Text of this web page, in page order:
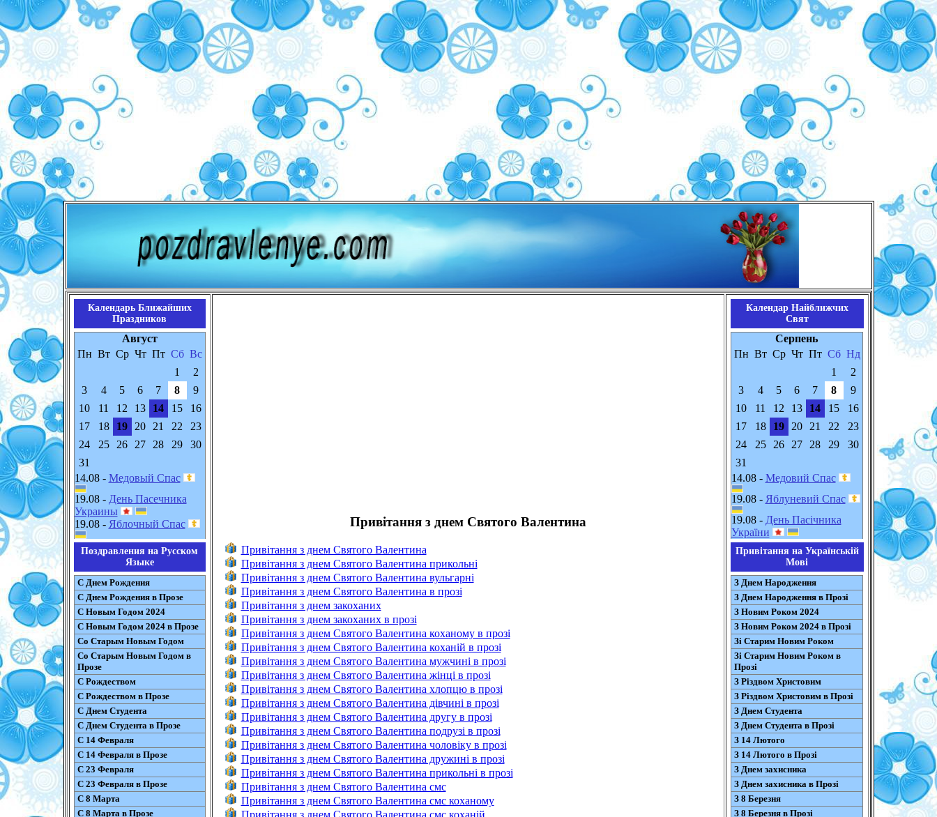
Календарь Ближайших
Праздников
Август
Пн Вт Ср Чт Пт Сб Вс
1
2
3
4 5 6 7 8
9
10
11 12 13 14 15
16
17
18 19 20 21 22
23
24
25 26 27 28 29
30
31
14.08 - Медовый Спас
19.08 - День Пасечника
Украины
19.08 - Яблочный Спас
Поздравления на Русском
Языке
С Днем Рождения
С Днем Рождения в Прозе
С Новым Годом 2024
С Новым Годом 2024 в Прозе
Со Старым Новым Годом
Со Старым Новым Годом в
Прозе
С Рождеством
С Рождеством в Прозе
С Днем Студента
С Днем Студента в Прозе
С 14 Февраля
С 14 Февраля в Прозе
С 23 Февраля
С 23 Февраля в Прозе
С 8 Марта
С 8 Марта в Прозе
Привітання з днем Святого Валентина
Привітання з днем Святого Валентина
Привітання з днем Святого Валентина прикольні
Привітання з днем Святого Валентина вульгарні
Привітання з днем Святого Валентина в прозі
Привітання з днем закоханих
Привітання з днем закоханих в прозі
Привітання з днем Святого Валентина коханому в прозі
Привітання з днем Святого Валентина коханій в прозі
Привітання з днем Святого Валентина мужчині в прозі
Привітання з днем Святого Валентина жінці в прозі
Привітання з днем Святого Валентина хлопцю в прозі
Привітання з днем Святого Валентина дівчині в прозі
Привітання з днем Святого Валентина другу в прозі
Привітання з днем Святого Валентина подрузі в прозі
Привітання з днем Святого Валентина чоловіку в прозі
Привітання з днем Святого Валентина дружині в прозі
Привітання з днем Святого Валентина прикольні в прозі
Привітання з днем Святого Валентина смс
Привітання з днем Святого Валентина смс коханому
Календар Найближчих
Свят
Серпень
Пн Вт Ср Чт Пт Сб Нд
1
2
3
4 5 6 7 8
9
10
11 12 13 14 15
16
17
18 19 20 21 22
23
24
25 26 27 28 29
30
31
14.08 - Медовий Спас
19.08 - Яблуневий Спас
19.08 - День Пасічника
України
Привітання на Українській
Мові
З Днем Народження
З Днем Народження в Прозі
З Новим Роком 2024
З Новим Роком 2024 в Прозі
Зі Старим Новим Роком
Зі Старим Новим Роком в
Прозі
З Різдвом Христовим
З Різдвом Христовим в Прозі
З Днем Студента
З Днем Студента в Прозі
З 14 Лютого
З 14 Лютого в Прозі
З Днем захисника
З Днем захисника в Прозі
З 8 Березня
З 8 Березня в Прозі